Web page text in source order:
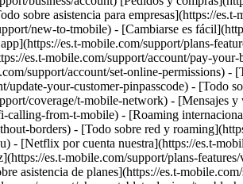
sobre asistencia para empresas](https://
new-to-tmobile) - [Cambiarse es
es.t-mobile.com/support/plans-
es.t-mobile.com/support/account/pay-
support/account/set-online-permissions)
your-customer-pinpasscode) - [Todo
coverage/t-mobile-network) - [Mensajes
from-t-mobile) - [Roaming
borders) - [Todo sobre red y
[Netflix por cuenta nuestra](https://es.t-
es.t-mobile.com/support/plans-
asistencia de planes](https://es.t-